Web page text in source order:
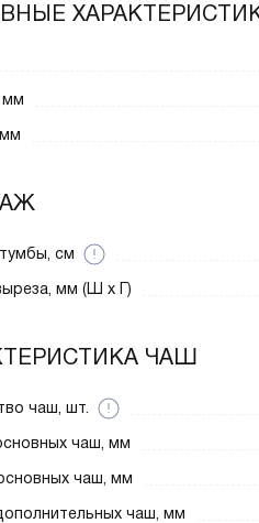
мм
мм
см
мм (Ш x Г)
ЧАШ
чаш, шт.
чаш, мм
чаш, мм
чаш, мм